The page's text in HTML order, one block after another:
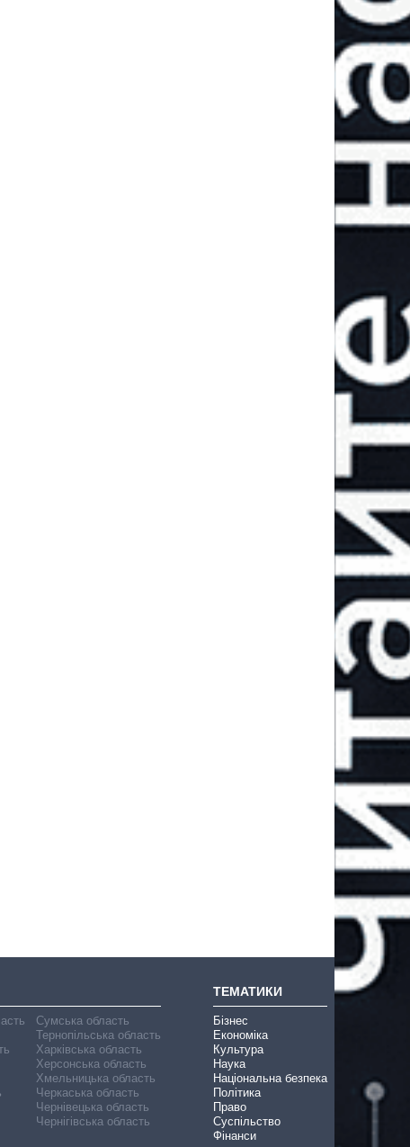
Сумська область
Тернопільська область
Харківська область
Херсонська область
Хмельницька область
Черкаська область
Чернівецька область
Чернігівська область
ТЕМАТИКИ
Бізнес
Економіка
Культура
Наука
Національна безпека
Політика
Право
Суспільство
Фінанси